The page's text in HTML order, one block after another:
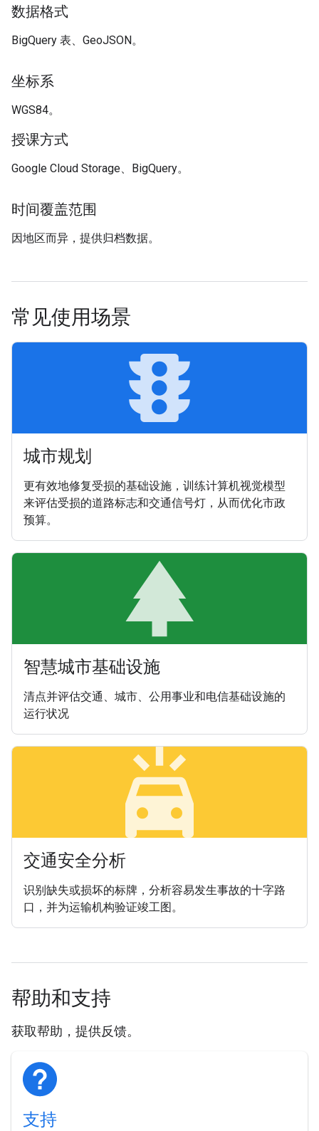
数据格式
BigQuery 表、GeoJSON。
坐标系
WGS84。
授课方式
Google Cloud Storage、BigQuery。
时间覆盖范围
因地区而异，提供归档数据。
常见使用场景
traffic
城市规划
更有效地修复受损的基础设施，训练计算机视觉模型
来评估受损的道路标志和交通信号灯，从而优化市政
预算。
智慧城市基础设施
清点并评估交通、城市、公用事业和电信基础设施的
运行状况
minor_crash
交通安全分析
识别缺失或损坏的标牌，分析容易发生事故的十字路
口，并为运输机构验证竣工图。
帮助和支持
获取帮助，提供反馈。
支持